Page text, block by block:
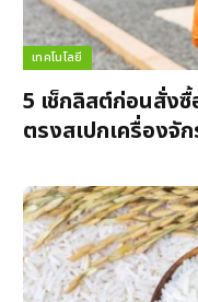
เทคโนโลยี
5 เช็กลิสต์ก่อนสั่งซื้
ตรงสเปกเครื่องจั